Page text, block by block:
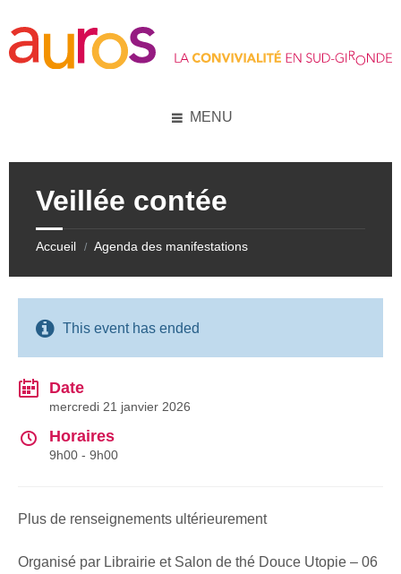
content
left
sidebar
right
sidebar
footer
MENU
Veillée contée
Accueil / Agenda des manifestations
This event has ended
Date
mercredi 21 janvier 2026
Horaires
9h00 - 9h00
Plus de renseignements ultérieurement
Organisé par Librairie et Salon de thé Douce Utopie – 06